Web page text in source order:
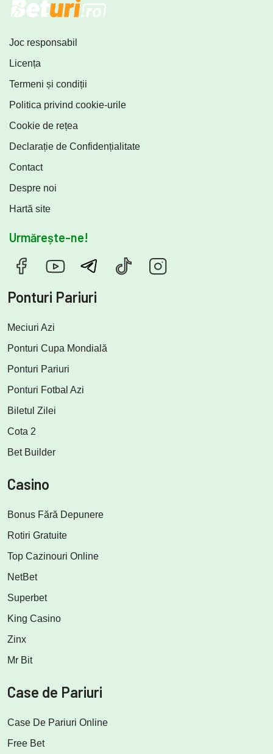
Joc responsabil
Licența
Termeni și condiții
Politica privind cookie-urile
Cookie de rețea
Declarație de Confidențialitate
Contact
Despre noi
Hartă site
Urmărește-ne!
Ponturi Pariuri
Meciuri Azi
Ponturi Cupa Mondială
Ponturi Pariuri
Ponturi Fotbal Azi
Biletul Zilei
Cota 2
Bet Builder
Casino
Bonus Fără Depunere
Rotiri Gratuite
Top Cazinouri Online
NetBet
Superbet
King Casino
Zinx
Mr Bit
Case de Pariuri
Case De Pariuri Online
Free Bet